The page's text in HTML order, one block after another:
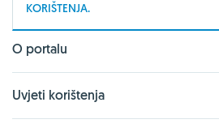
KORIŠTENJA.
O portalu
Uvjeti korištenja